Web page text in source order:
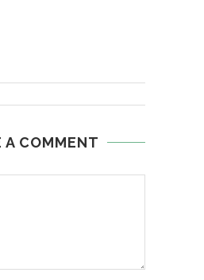
A COMMENT